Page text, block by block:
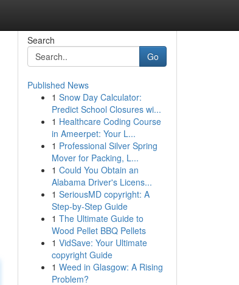
Search
Go
Published News
1 Snow Day Calculator:
Predict School Closures wi...
1 Healthcare Coding Course
in Ameerpet: Your L...
1 Professional Silver Spring
Mover for Packing, L...
1 Could You Obtain an
Alabama Driver's Licens...
1 SeriousMD copyright: A
Step-by-Step Guide
1 The Ultimate Guide to
Wood Pellet BBQ Pellets
1 VidSave: Your Ultimate
copyright Guide
1 Weed in Glasgow: A Rising
Problem?